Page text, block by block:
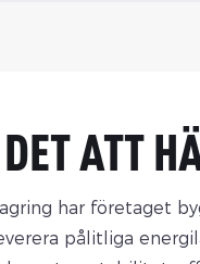
ATT
har företaget
pålitliga